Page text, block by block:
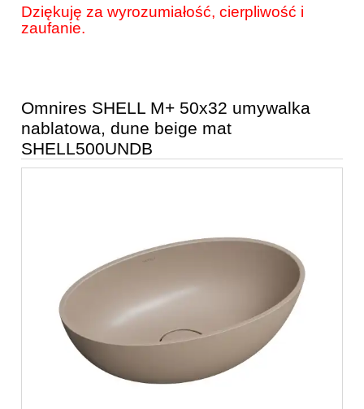
Dziękuję za wyrozumiałość, cierpliwość i
zaufanie.
Omnires SHELL M+ 50x32 umywalka
nablatowa, dune beige mat
SHELL500UNDB